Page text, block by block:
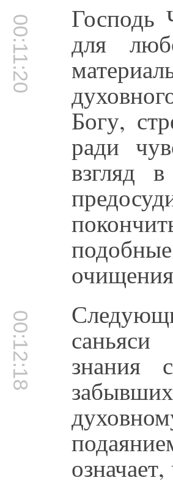
00:11:20 Господь
для
Богу,
ради
взгляд
00:12:18 саньяси
знания